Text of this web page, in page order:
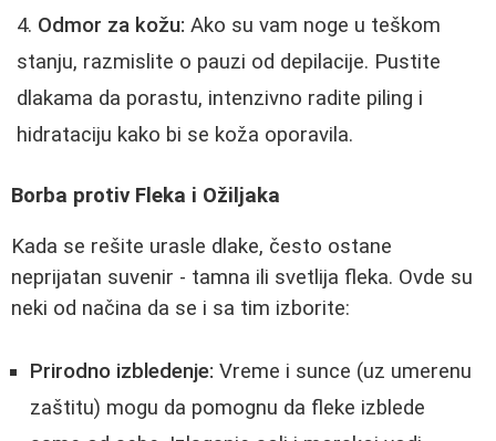
Odmor za kožu: Ako su vam noge u teškom
stanju, razmislite o pauzi od depilacije. Pustite
dlakama da porastu, intenzivno radite piling i
hidrataciju kako bi se koža oporavila.
Borba protiv Fleka i Ožiljaka
Kada se rešite urasle dlake, često ostane
neprijatan suvenir - tamna ili svetlija fleka. Ovde su
neki od načina da se i sa tim izborite:
Prirodno izbledenje: Vreme i sunce (uz umerenu
zaštitu) mogu da pomognu da fleke izblede